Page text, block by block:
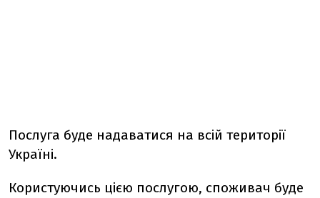
Послуга буде надаватися на всій території
Україні.
Користуючись цією послугою, споживач буде